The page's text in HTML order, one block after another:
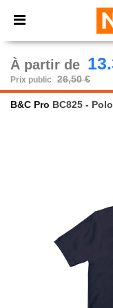
× Appli
Meilleurs prix
À partir de
Prix public 26,50 €
B&C Pro BC825 -